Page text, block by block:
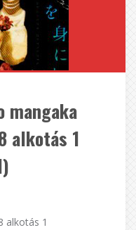
mangaka
alkotás 1
alkotás 1